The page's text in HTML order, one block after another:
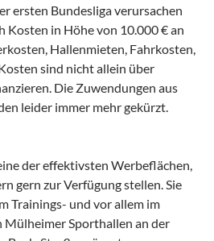
ersten Bundesliga verursachen
Kosten in Höhe von 10.000 € an
Hallenmieten, Fahrkosten,
sind nicht allein über
Die Zuwendungen aus
leider immer mehr gekürzt.
der effektivsten Werbeflächen,
gern zur Verfügung stellen. Sie
Trainings- und vor allem im
Sporthallen an der